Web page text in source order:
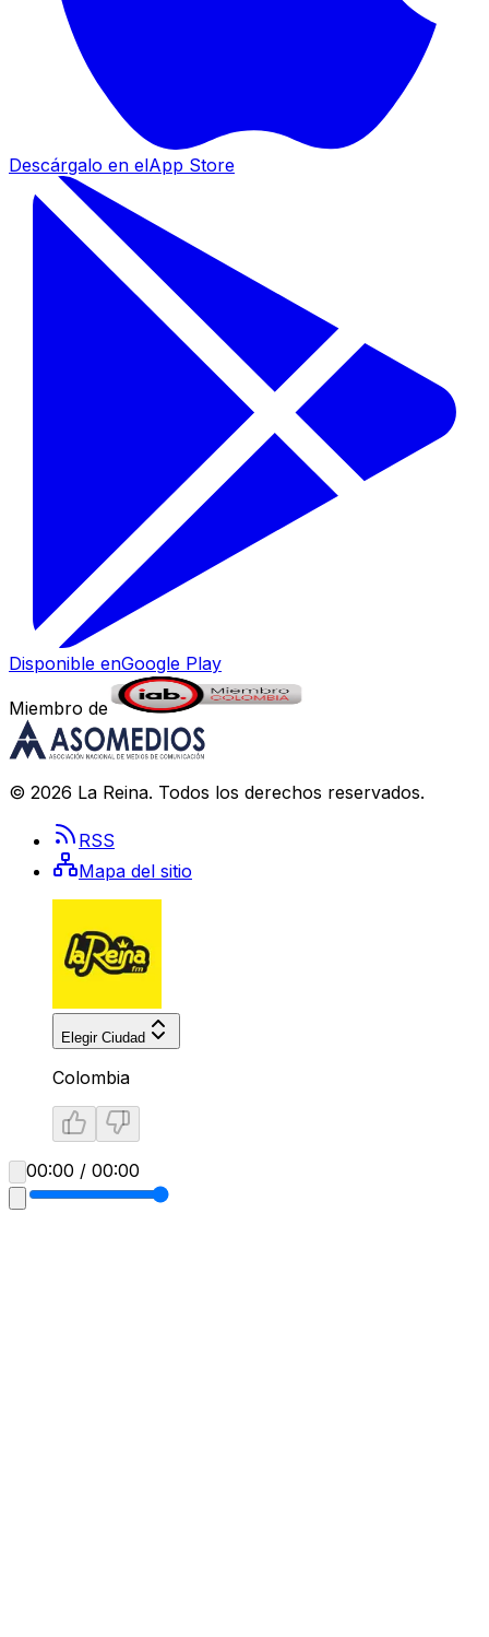
Descárgalo en elApp Store
Disponible enGoogle Play
Miembro de
© 2026 La Reina. Todos los derechos reservados.
RSS
Mapa del sitio
Elegir Ciudad
Colombia
00:00 / 00:00